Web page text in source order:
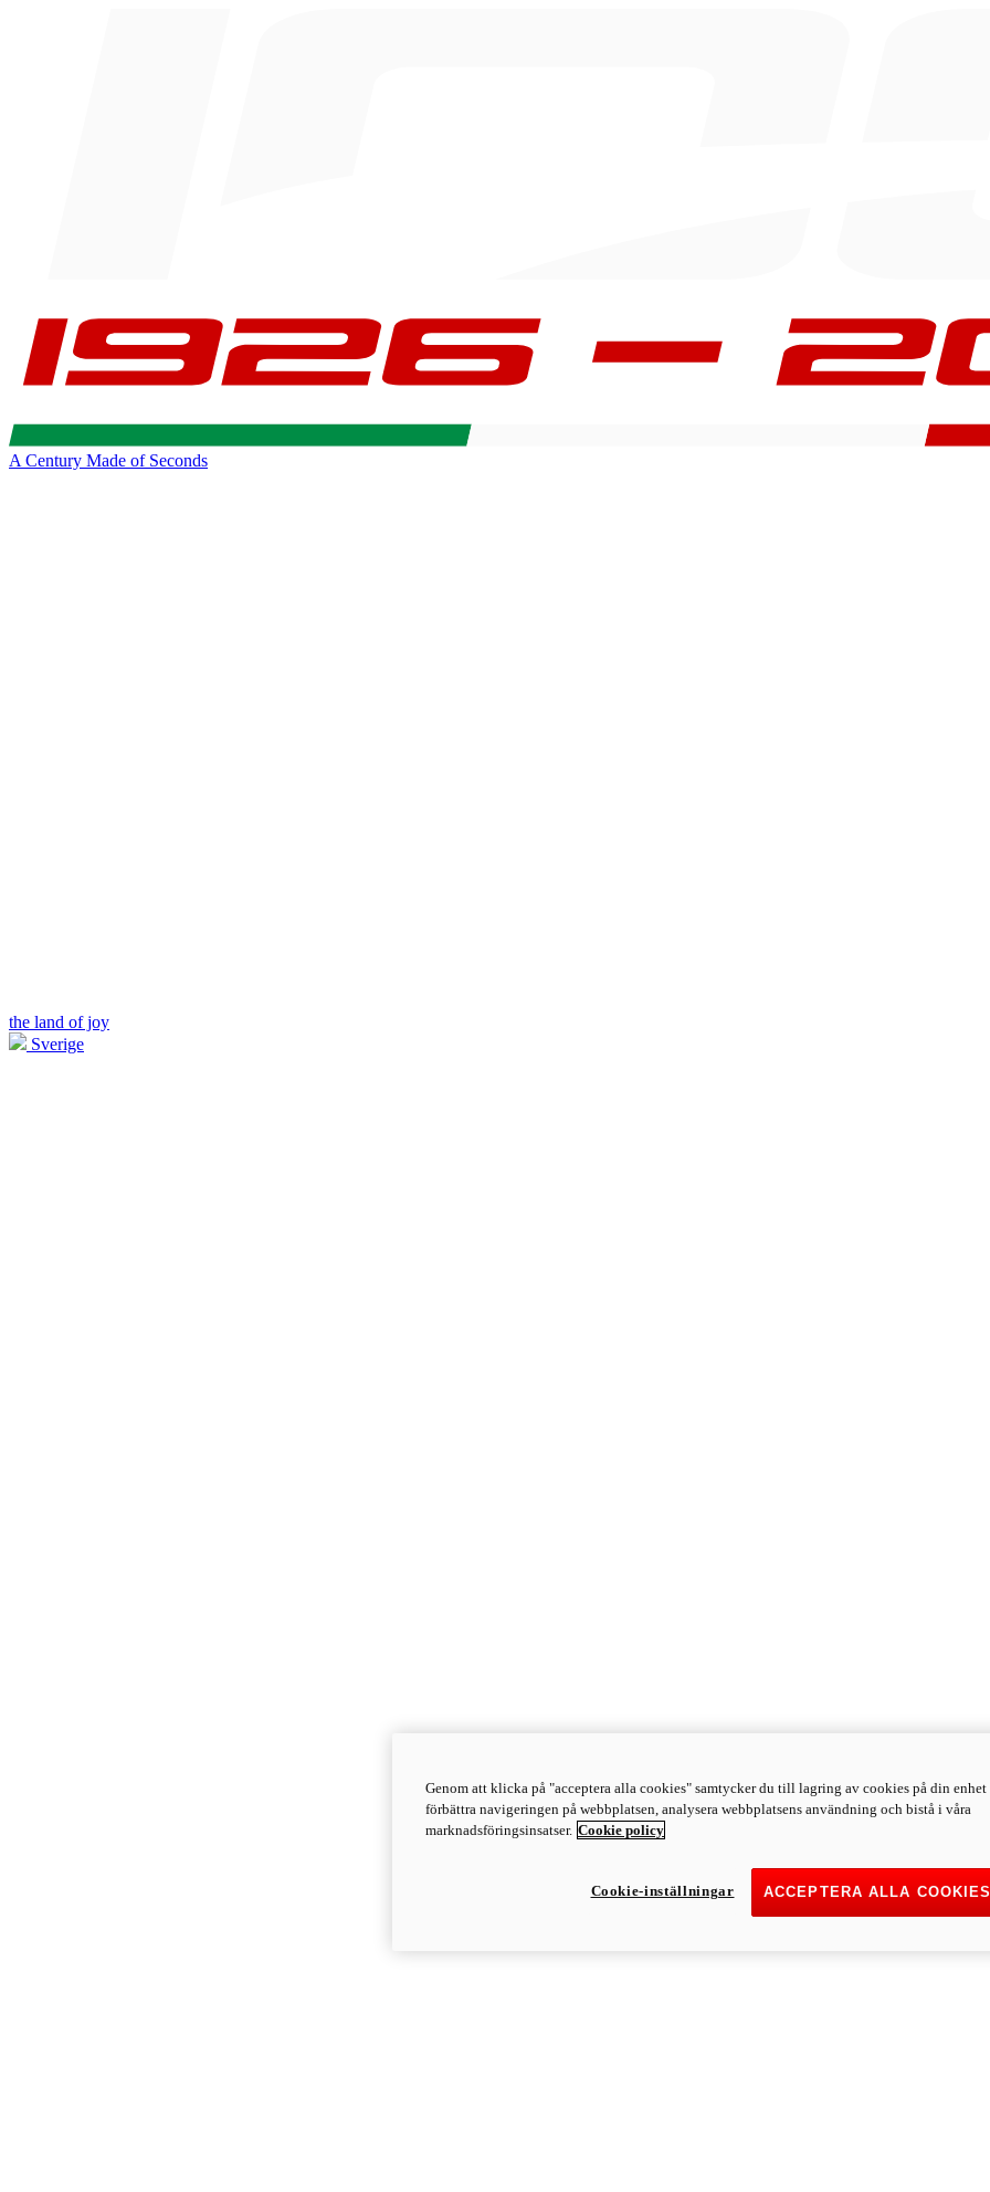
A Century Made of Seconds
the land of joy
Sverige
Genom att klicka på "acceptera alla cookies" samtycker du till lagring av cookies på din enhet
förbättra navigeringen på webbplatsen, analysera webbplatsens användning och bistå i våra
marknadsföringsinsatser. Cookie policy
ACCEPTERA ALLA COOKIES
Cookie-inställningar